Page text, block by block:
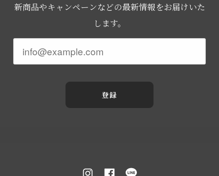
新商品やキャンペーンなどの最新情報をお届けいた
します。
登録